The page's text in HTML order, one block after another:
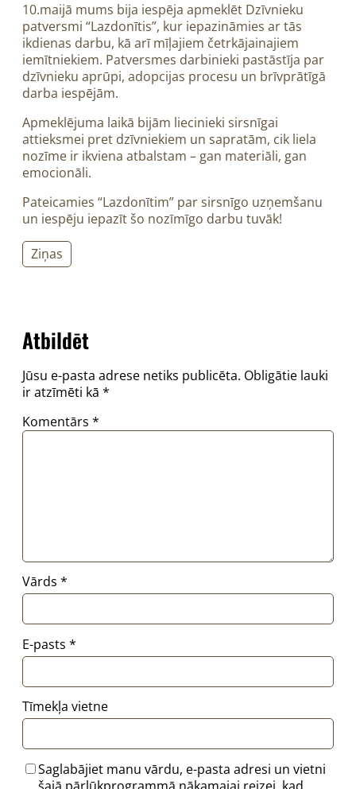
10.maijā mums bija iespēja apmeklēt Dzīvnieku
patversmi “Lazdonītis”, kur iepazināmies ar tās
ikdienas darbu, kā arī mīļajiem četrkājainajiem
iemītniekiem. Patversmes darbinieki pastāstīja par
dzīvnieku aprūpi, adopcijas procesu un brīvprātīgā
darba iespējām.
Apmeklējuma laikā bijām liecinieki sirsnīgai
attieksmei pret dzīvniekiem un sapratām, cik liela
nozīme ir ikviena atbalstam – gan materiāli, gan
emocionāli.
Pateicamies “Lazdonītim” par sirsnīgo uzņemšanu
un iespēju iepazīt šo nozīmīgo darbu tuvāk!
Ziņas
Atbildēt
Jūsu e-pasta adrese netiks publicēta. Obligātie lauki
ir atzīmēti kā *
Komentārs *
Vārds *
E-pasts *
Tīmekļa vietne
Saglabājiet manu vārdu, e-pasta adresi un vietni